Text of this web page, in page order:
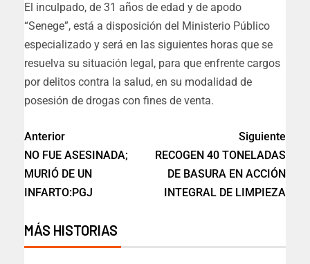
El inculpado, de 31 años de edad y de apodo
“Senege”, está a disposición del Ministerio Público
especializado y será en las siguientes horas que se
resuelva su situación legal, para que enfrente cargos
por delitos contra la salud, en su modalidad de
posesión de drogas con fines de venta.
Anterior
NO FUE ASESINADA;
MURIÓ DE UN
INFARTO:PGJ
Siguiente
RECOGEN 40 TONELADAS
DE BASURA EN ACCIÓN
INTEGRAL DE LIMPIEZA
MÁS HISTORIAS